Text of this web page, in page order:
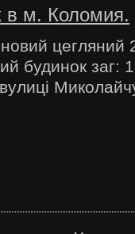
в м. Коломия.
цегляний
будинок заг: